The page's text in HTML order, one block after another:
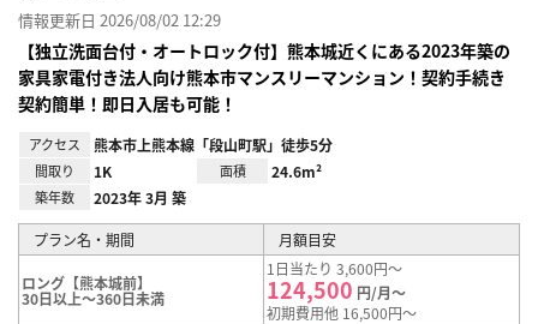
情報更新日 2026/08/02 12:29
【独立洗面台付・オートロック付】熊本城近くにある2023年築の
家具家電付き法人向け熊本市マンスリーマンション！契約手続き
契約簡単！即日入居も可能！
アクセス 熊本市上熊本線「段山町駅」徒歩5分
間取り 1K 面積 24.6m²
築年数 2023年 3月 築
プラン名・期間 月額目安
ロング【熊本城前】
30日以上～360日未満
1日当たり 3,600円～
124,500 円/月～
初期費用他 16,500円～